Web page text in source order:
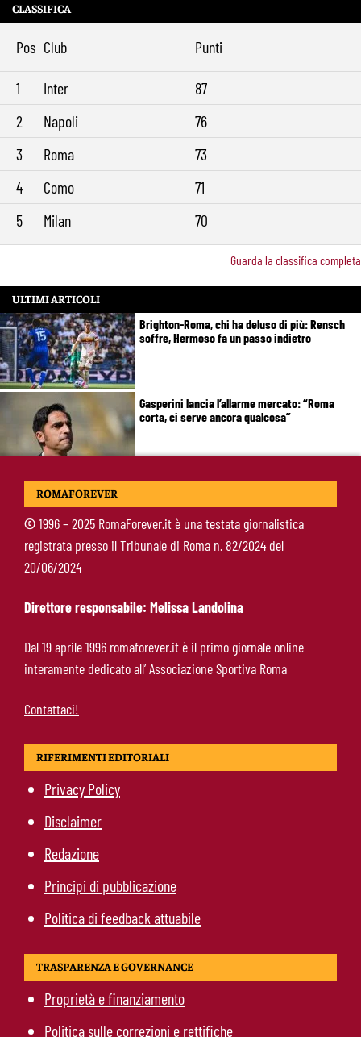
CLASSIFICA
Pos Club Punti
1 Inter
87
2
Napoli
76
3
Roma
73
4
Como
71
5
Milan 70
Guarda la classifica completa
ULTIMI ARTICOLI
Brighton-Roma, chi ha deluso di più: Rensch
soffre, Hermoso fa un passo indietro
Gasperini lancia l’allarme mercato: “Roma
corta, ci serve ancora qualcosa”
Roma, Fofana si complica: spunta Mbaye in
Gittens
Roma, 11 gol subiti in 4 partite: il dato che
preoccupa Gasperini
ROMAFOREVER
©1996 – 2025 RomaForever.it è una testata giornalistica
registrata presso il Tribunale di Roma n. 82/2024 del
20/06/2024
Direttore responsabile: Melissa Landolina
Dal 19 aprile 1996 romaforever.it è il primo giornale online
interamente dedicato all’ Associazione Sportiva Roma
Contattaci!
RIFERIMENTI EDITORIALI
Privacy Policy
Disclaimer
Redazione
Principi di pubblicazione
Politica di feedback attuabile
TRASPARENZA E GOVERNANCE
Proprietà e finanziamento
Politica sulle correzioni e rettifiche